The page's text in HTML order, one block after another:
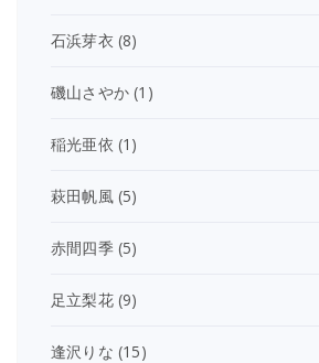
石浜芽衣 (8)
磯山さやか (1)
稲光亜依 (1)
萩田帆風(5)
赤間四季(5)
足立梨花(9)
逢沢りな (15)